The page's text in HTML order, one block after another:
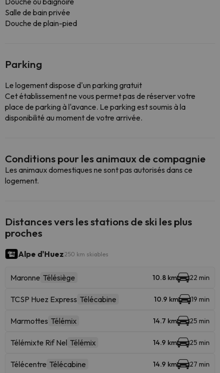
Salle de bain privée
Douche de plain-pied
Parking
Le logement dispose d'un parking gratuit
Cet établissement ne vous permet pas de réserver votre
place de parking à l'avance. Le parking est soumis à la
disponibilité au moment de votre arrivée.
Conditions pour les animaux de compagnie
Les animaux domestiques ne sont pas autorisés dans ce
logement.
Distances vers les stations de ski les plus
proches
Alpe d'Huez 250 km skiables
Maronne Télésiège 10.8 km 22 min
TCSP Huez Express Télécabine 10.9 km 19 min
Marmottes Télémix 14.7 km 25 min
Télémixte Rif Nel Télémix 14.9 km 25 min
Télécentre Télécabine 14.9 km 27 min